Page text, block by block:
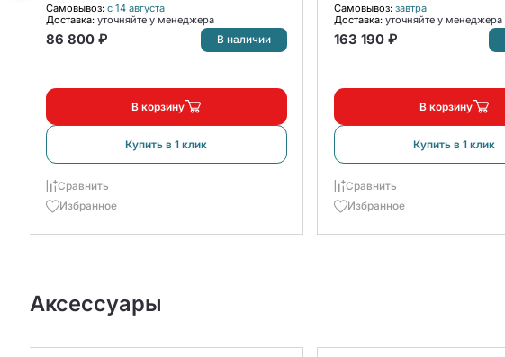
Самовывоз: с 14 августа
Доставка: уточняйте у менеджера
86 800 ₽ В наличии
В корзину
Купить в 1 клик
Сравнить
Избранное
Самовывоз: завтра
Доставка: уточняйте у менеджера
163 190 ₽
В корзину
Купить в 1 клик
Сравнить
Избранное
Аксессуары